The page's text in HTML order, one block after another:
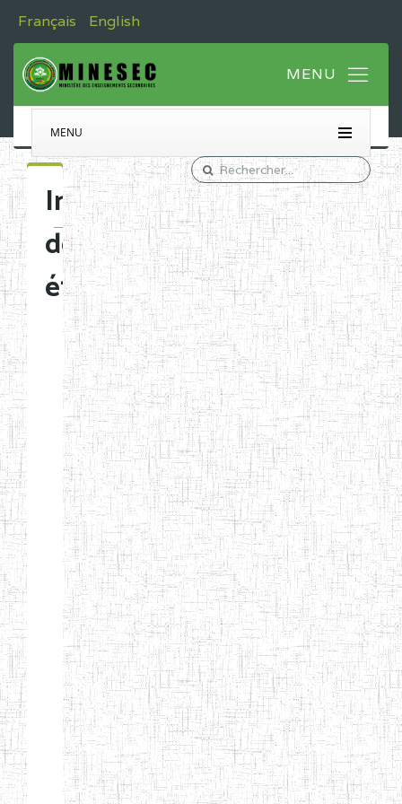
Français English
MENU
Immatriculation
des
établissements
Etablissements
d'enseignement
normal
ENI
Chercher:
Effacer les filtres
Denomination
Type